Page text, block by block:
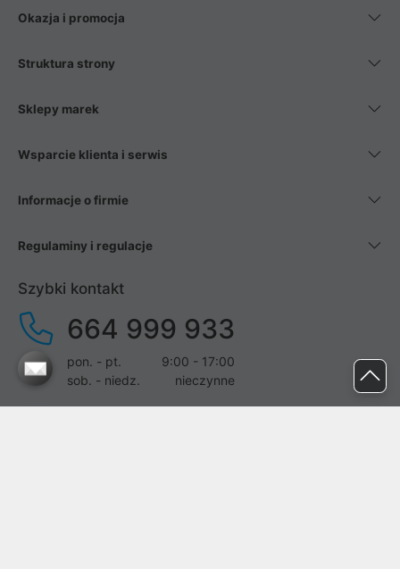
Okazja i promocja
Struktura strony
Sklepy marek
Wsparcie klienta i serwis
Informacje o firmie
Regulaminy i regulacje
Szybki kontakt
664 999 933
pon. - pt.
9:00 - 17:00
sob. - niedz.
nieczynne